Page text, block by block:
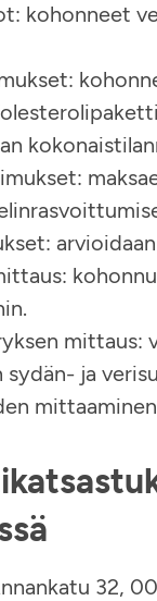
kohonneet
mittaus:
sydän- ja
mittaaminen
32,